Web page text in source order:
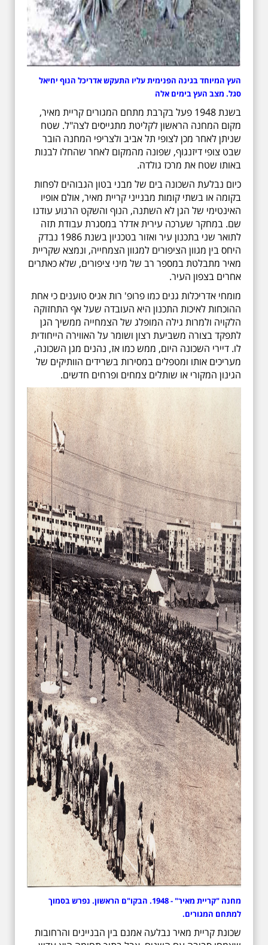
העץ המיוחד בגינה הפנימית עליו התעקש אדריכל הנוף יחיאל
סגל. מצב העץ בימים אלה
בשנת 1948 פעל בקרבת מתחם המגורים קריית מאיר,
מקום המחנה הראשון לקליטת מתגייסים לצה"ל. שטח
שניתן לאחר מכן לצופי תל אביב ולצריפי המחנה הובר
שבט צופי דיזנגוף, שפונה מהמקום לאחר שהחלו לבנות
באותו שטח את מרכז גולדה.
כיום נבלעת השכונה בים של מבני בטון הגבוהים לפחות
בקומה או בשתי קומות מבנייני קריית מאיר, אולם אופיו
האינטימי של הגן לא השתנה, הנוף והשקט הרגוע עודנו
שם. במחקר שערכה עירית אדלר במסגרת עבודת תזה
לתואר שני בתכנון עיר ואזור בטכניון בשנת 1986 נבדק
היחס בין מגוון הציפורים למגוון הצמחייה, ונמצא שקריית
מאיר מתבלטת במספר רב של מיני ציפורים, שלא כאתרים
אחרים בצפון העיר.
מומחי אדריכלות גנים כמו פרופ' רות אניס טוענים כי אחת
ההוכחות לאיכות התכנון היא העובדה שעל אף התחזוקה
הלקויה ולמרות גילה המופלג של הצמחייה ממשיך הגן
לתפקד בצורה משביעת רצון ושומר על האווירה הייחודית
לו. דיירי השכונה היום, ממש כמו אז, נהנים מגן השכונה,
מעריכים אותו ומטפלים במסירות בשרידים הוותיקים של
הגינון המקורי או שותלים צמחים ופרחים חדשים.
מחנה "קריית מאיר" - 1948. הבקו"ם הראשון. נפרש בסמוך
למתחם המגורים.
שכונת קריית מאיר נבלעה אמנם בין הבניינים והרחובות